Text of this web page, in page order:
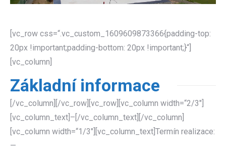
[vc_row css=“.vc_custom_1609609873366{padding-top:
20px !important;padding-bottom: 20px !important;}“]
[vc_column]
Základní informace
[/vc_column][/vc_row][vc_row][vc_column width=“2/3″]
[vc_column_text]–[/vc_column_text][/vc_column]
[vc_column width=“1/3″][vc_column_text]Termín realizace:
—